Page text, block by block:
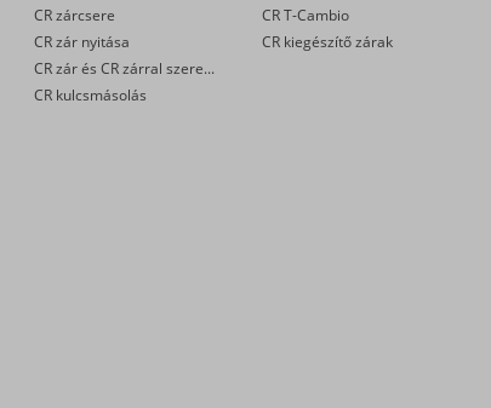
CR zárcsere
CR zár nyitása
CR zár és CR zárral szerelt biztonsági ajtó javítása
CR kulcsmásolás
CR T-Cambio
CR kiegészítő zárak